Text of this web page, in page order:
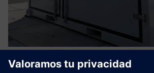
Battery Energy Storage